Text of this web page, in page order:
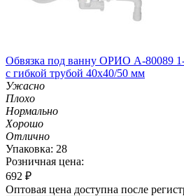
Обвязка под ванну ОРИО А-80089
с гибкой трубой 40х40/50 мм
Ужасно
Плохо
Нормально
Хорошо
Отлично
Упаковка: 28
Розничная цена:
692 ₽
Оптовая цена доступна после